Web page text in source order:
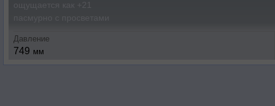
ощущается как +21
Давление
749 мм